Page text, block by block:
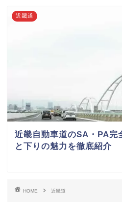
近畿道
近畿自動車道のSA・PA完
と下りの魅力を徹底紹介
HOME 近畿道